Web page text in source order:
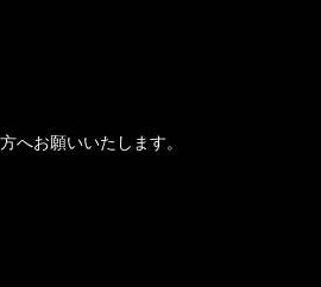
へお願いいたします。